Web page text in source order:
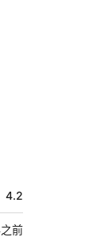
4.2
之前